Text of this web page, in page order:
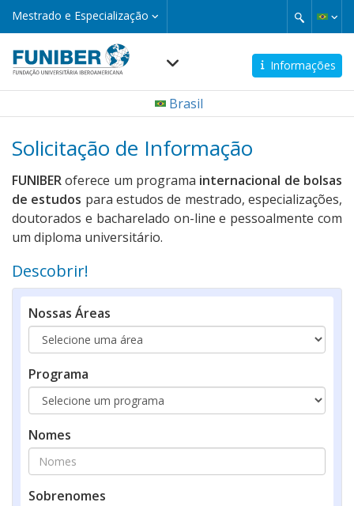
Pular
conteúdo
principal
Mestrado e Especialização
Mestrado
e
Informações
Navegación
Brasil
Solicitação de Informação
FUNIBERoferece um programa internacional de bolsas
de estudos para estudos de mestrado, especializações,
doutorados e bacharelado on-line e pessoalmente com
um diploma universitário.
Descobrir!
Nossas Áreas
Programa
Nomes
Sobrenomes